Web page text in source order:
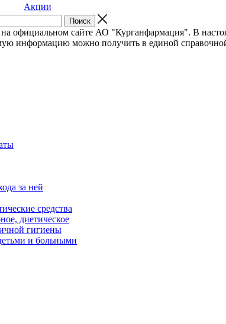
Акции
официальном сайте АО "Курганфармация". В
информацию можно получить в единой
за ней
средства
диетическое
гигиены
и больными